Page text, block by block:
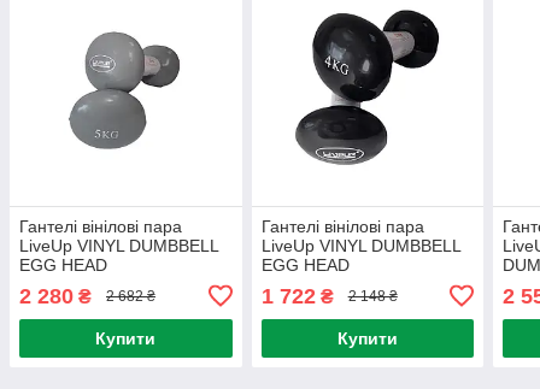
Гантелі вінілові пара
LiveUp VINYL DUMBBELL
EGG HEAD
2 280 ₴ 2 682 ₴
Купити
Гантелі вінілові пара
LiveUp VINYL DUMBBELL
EGG HEAD
1 722₴ 2 148 ₴
Купити
2